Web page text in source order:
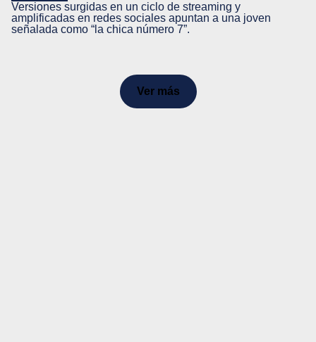
Versiones surgidas en un ciclo de streaming y
amplificadas en redes sociales apuntan a una joven
señalada como “la chica número 7”.
Ver más